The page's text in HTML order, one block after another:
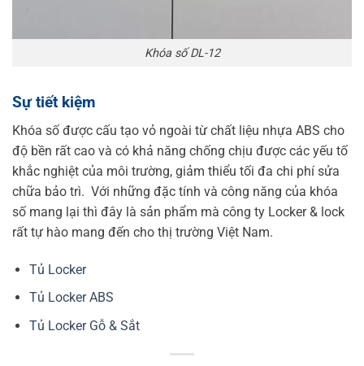
Khóa số DL-12
Sự tiết kiệm
Khóa số được cấu tạo vỏ ngoài từ chất liệu nhựa ABS cho
độ bền rất cao và có khả năng chống chịu được các yếu tố
khắc nghiệt của môi trường, giảm thiểu tối đa chi phí sửa
chữa bảo trì. Với những đặc tính và công năng của khóa
số mang lại thì đây là sản phẩm mà công ty Locker & lock
rất tự hào mang đến cho thị trường Việt Nam.
Tủ Locker
Tủ Locker ABS
Tủ Locker Gỗ & Sắt